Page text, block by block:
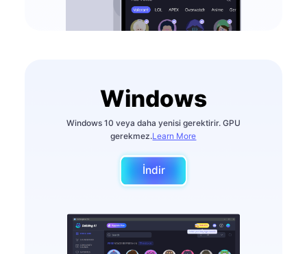
Windows
Windows 10 veya daha yenisi gerektirir. GPU
gerekmez.Learn More
İndir